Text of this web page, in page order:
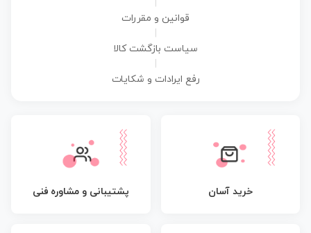
قوانین و مقررات
سیاست بازگشت کالا
رفع ایرادات و شکایات
خرید آسان پشتیبانی و مشاوره فنی